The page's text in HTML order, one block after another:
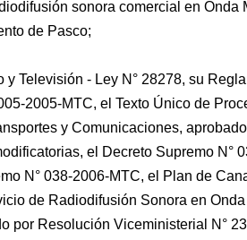
sonora comercial en Onda
de Pasco;
Televisión - Ley N° 28278, su
2005-MTC, el Texto Único de
y Comunicaciones,
el Decreto Supremo N°
N° 038-2006-MTC, el Plan de
de Radiodifusión Sonora en
por Resolución Viceministerial N°